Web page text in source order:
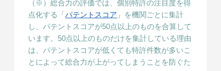
（※）総合力の評価では、個別特許の注目度を得
点化する「パテントスコア 」を機関ごとに集計
し、パテントスコアが50点以上のものを合算して
います。50点以上のものだけを集計している理由
は、パテントスコアが低くても特許件数が多いこ
とによって総合力が上がってしまうことを防ぐた